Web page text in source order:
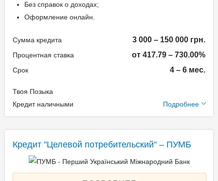
от 18 до 75
Способ погашения:
Без страхования
Документы и
Без справок о доходах;
Оформление онлайн.
Сумма кредита 3 000 – 150 000 грн.
Процентная ставка от 417.79 – 730.00%
Срок 4 – 6 мес.
Твоя Позыка
Кредит наличными
Подробнее
Дополнительные
15%
Ежемесячная комиссия:
0.00%
Кредит "Целевой потребительский" – ПУМБ